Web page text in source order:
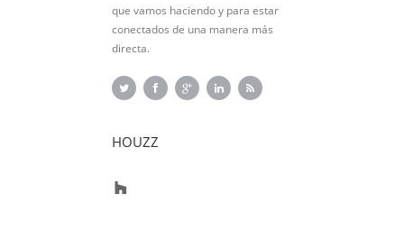
que vamos haciendo y para estar
conectados de una manera más
directa.
HOUZZ